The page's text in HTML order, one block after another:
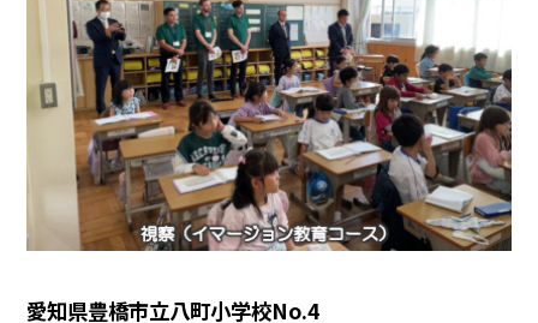
愛知県豊橋市立八町小学校No.4